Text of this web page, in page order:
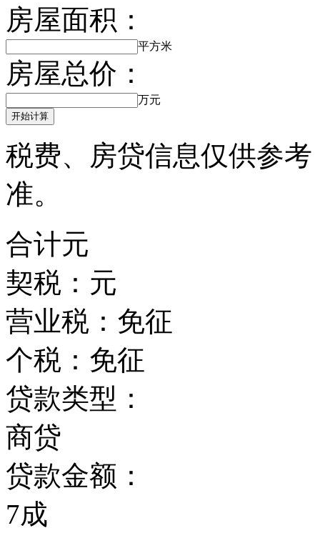
房屋面积：
平方米
房屋总价：
万元
开始计算
税费、房贷信息仅供参
准。
合计元
契税： 元
营业税： 免征
个税： 免征
贷款类型：
商贷
贷款金额：
7成